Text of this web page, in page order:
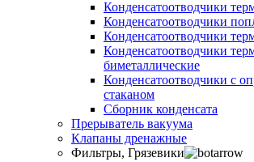
Конденсатоотводчики
Конденсатоотводчики
Конденсатоотводчики
Конденсатоотводчики
биметаллические
Конденсатоотводчики с
стаканом
Сборник конденсата
Прерыватель вакуума
Клапаны дренажные
Фильтры, Грязевики